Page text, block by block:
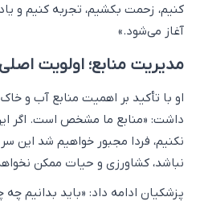
کنیم، زحمت بکشیم، تجربه کنیم و
آغاز می‌شود.»
مدیریت منابع؛ اولویت اصلی
او با تأکید بر اهمیت منابع آب و
داشت: «منابع ما مشخص است. اگر
نکنیم، فردا مجبور خواهیم شد این
نباشد، کشاورزی و حیات ممکن
پزشکیان ادامه داد: «باید بدانیم